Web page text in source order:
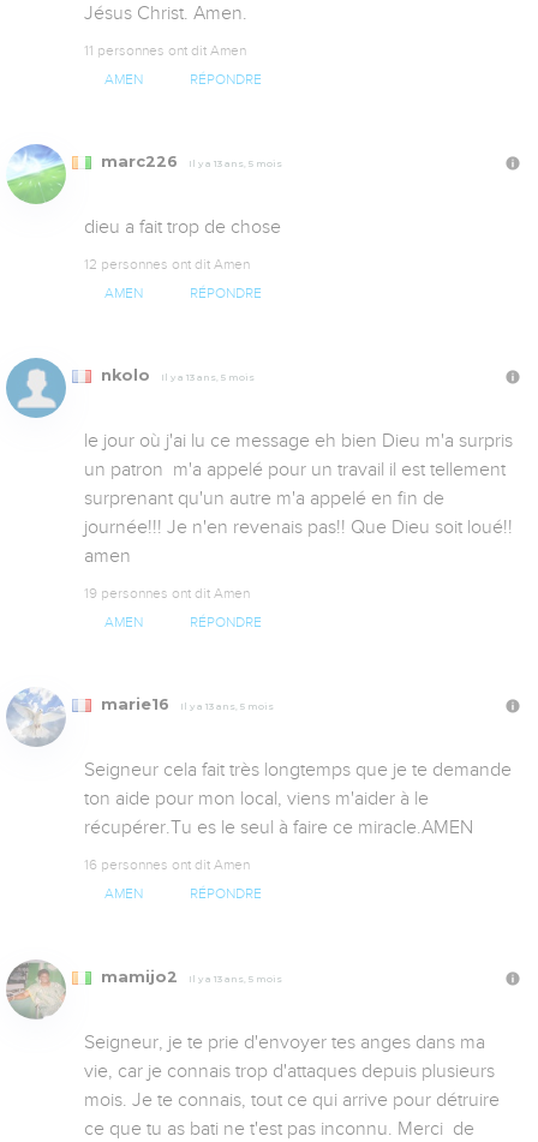
Jésus Christ. Amen.
11 personnes ont dit Amen
AMEN RÉPONDRE
marc226 Il y a 13 ans, 5 mois
dieu a fait trop de chose
12 personnes ont dit Amen
AMEN RÉPONDRE
nkolo Il y a 13 ans, 5 mois
le jour où j'ai lu ce message eh bien Dieu m'a surpris
un patron  m'a appelé pour un travail il est tellement
surprenant qu'un autre m'a appelé en fin de
journée!!! Je n'en revenais pas!! Que Dieu soit loué!!
amen
19 personnes ont dit Amen
AMEN RÉPONDRE
marie16 Il y a 13 ans, 5 mois
Seigneur cela fait très longtemps que je te demande
ton aide pour mon local, viens m'aider à le
récupérer.Tu es le seul à faire ce miracle.AMEN
16 personnes ont dit Amen
AMEN RÉPONDRE
mamijo2 Il y a 13 ans, 5 mois
Seigneur, je te prie d'envoyer tes anges dans ma
vie, car je connais trop d'attaques depuis plusieurs
mois. Je te connais, tout ce qui arrive pour détruire
ce que tu as bati ne t'est pas inconnu. Merci  de